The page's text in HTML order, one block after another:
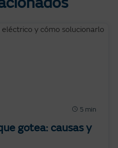
5 min
gotea: causas y